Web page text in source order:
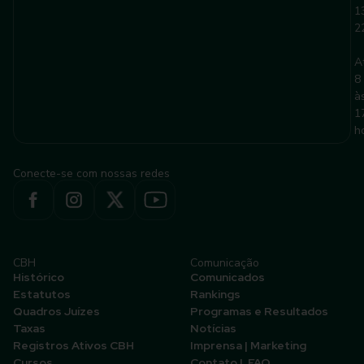
8
Conecte-se com nossas redes
CBH
Histórico
Estatutos
Quadros Juízes
Taxas
Registros Ativos CBH
Comunicação
Comunicados
Rankings
Programas e Resultados
Notícias
Imprensa | Marketing